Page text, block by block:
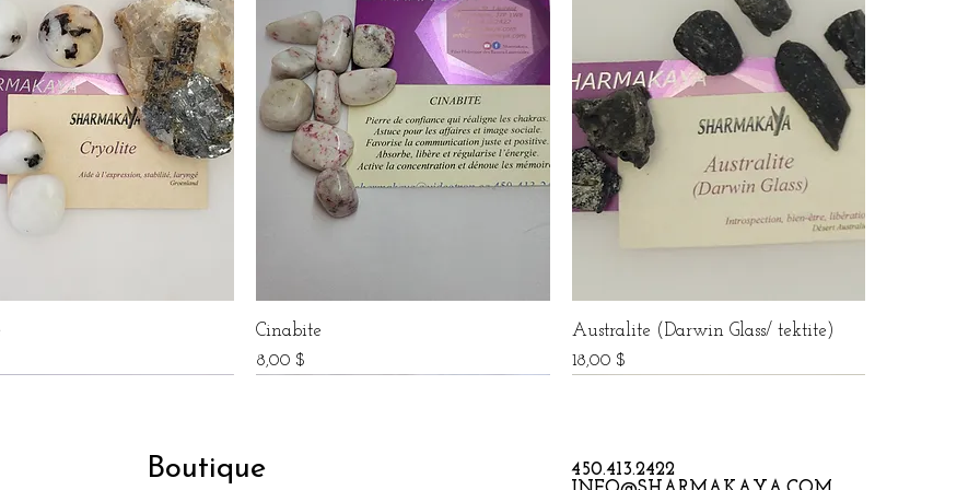
Cinabite
Prix
8,00 $
Australite (Darwin Glass/ tektite)
Prix
18,00 $
Boutique
450.413.2422